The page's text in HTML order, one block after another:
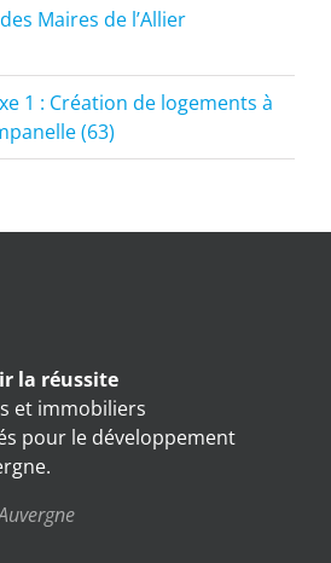
Maires de l’Allier
1 : Création de logements à
(63)
la réussite
et immobiliers
pour le développement